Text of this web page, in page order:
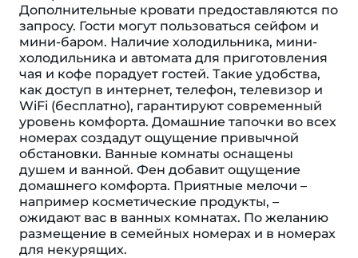
Дополнительные кровати предоставляются по
запросу. Гости могут пользоваться сейфом и
мини-баром. Наличие холодильника, мини-
холодильника и автомата для приготовления
чая и кофе порадует гостей. Такие удобства,
как доступ в интернет, телефон, телевизор и
WiFi (бесплатно), гарантируют современный
уровень комфорта. Домашние тапочки во всех
номерах создадут ощущение привычной
обстановки. Ванные комнаты оснащены
душем и ванной. Фен добавит ощущение
домашнего комфорта. Приятные мелочи –
например косметические продукты, –
ожидают вас в ванных комнатах. По желанию
размещение в семейных номерах и в номерах
для некурящих.